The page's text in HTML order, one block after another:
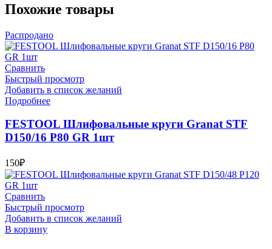
Похожие товары
Распродано
Сравнить
Быстрый просмотр
Добавить в список желаний
Подробнее
FESTOOL Шлифовальные круги Granat STF
D150/16 P80 GR 1шт
150₽
Сравнить
Быстрый просмотр
Добавить в список желаний
В корзину